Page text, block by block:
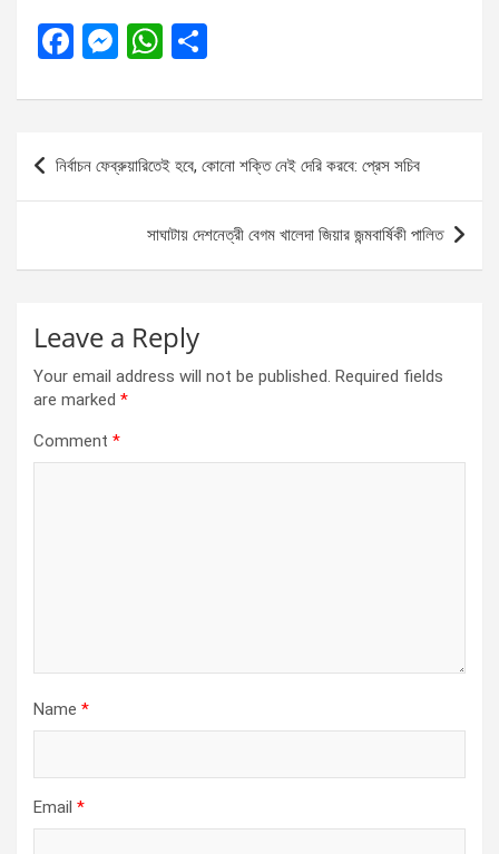
F
ce
b
o
M
se
g
er
W
at
s
A
p
ar
Post
navigation
নির্বাচন ফেব্রুয়ারিতেই হবে, কোনো শক্তি নেই দেরি করবে: প্রেস সচিব
সাঘাটায় দেশনেত্রী বেগম খালেদা জিয়ার জন্মবার্ষিকী পালিত
Leave a Reply
Your email address will not be published. Required fields
are marked *
Comment *
Name *
Email *